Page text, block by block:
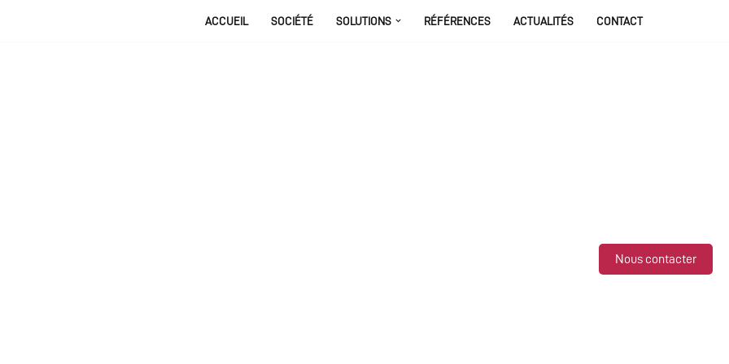
Nous contacter
ACCUEIL SOCIÉTÉ SOLUTIONS RÉFÉRENCES ACTUALITÉS CONTACT